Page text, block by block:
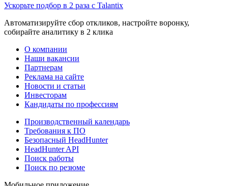
Ускорьте подбор в 2 раза с Talantix
Автоматизируйте сбор откликов, настройте воронку,
собирайте аналитику в 2 клика
О компании
Наши вакансии
Партнерам
Реклама на сайте
Новости и статьи
Инвесторам
Кандидаты по профессиям
Производственный календарь
Требования к ПО
Безопасный HeadHunter
HeadHunter API
Поиск работы
Поиск по резюме